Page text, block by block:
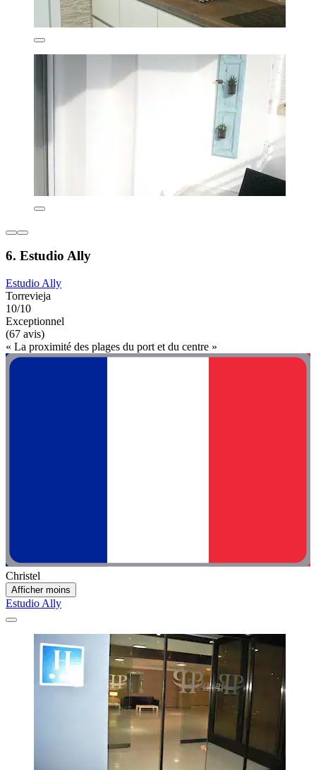
6. Estudio Ally
Estudio Ally
Torrevieja
10/10
Exceptionnel
(67 avis)
« La proximité des plages du port et du centre »
Christel
Afficher moins
Estudio Ally